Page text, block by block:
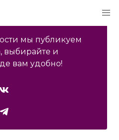
мы публикуем
выбирайте и
вам удобно!